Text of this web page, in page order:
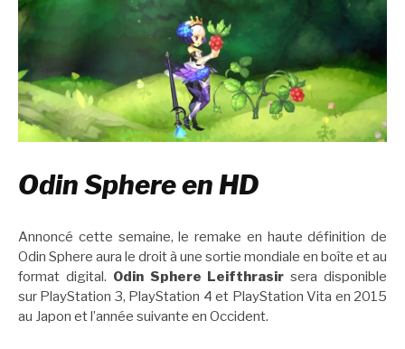
Odin Sphere en HD
Annoncé cette semaine, le remake en haute définition de
Odin Sphere aura le droit à une sortie mondiale en boîte et au
format digital. Odin Sphere Leifthrasirsera disponible
sur PlayStation 3, PlayStation 4 et PlayStation Vita en 2015
au Japon et l’année suivante en Occident.